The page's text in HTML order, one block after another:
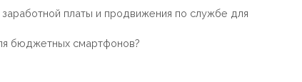
платы и продвижения по службе для
бюджетных смартфонов?